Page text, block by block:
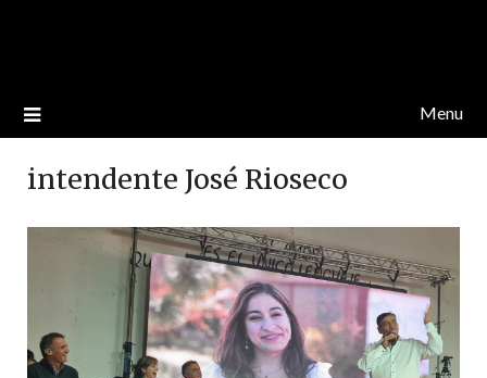
Menu
intendente José Rioseco